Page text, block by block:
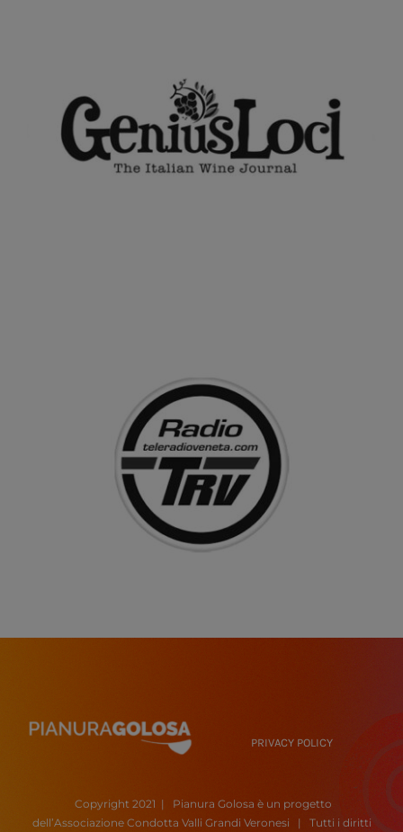
PRIVACY POLICY
Copyright 2021 |
Pianura Golosa è un progetto
dell’Associazione Condotta Valli Grandi Veronesi
| Tutti i diritti